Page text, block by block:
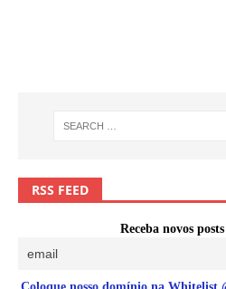
RSS FEED
Receba novos